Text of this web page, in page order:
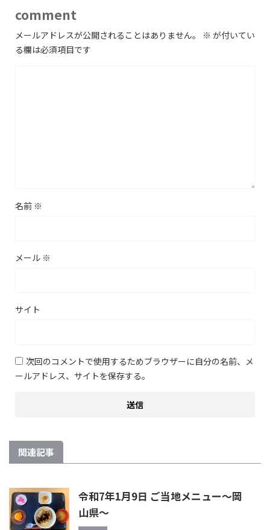
comment
メールアドレスが公開されることはありません。 ※ が付いてい
る欄は必須項目です
名前 ※
メール ※
サイト
次回のコメントで使用するためブラウザーに自分の名前、メ
ールアドレス、サイトを保存する。
関連記事
令和7年1月9日 ご当地メニュー〜岡
山県〜